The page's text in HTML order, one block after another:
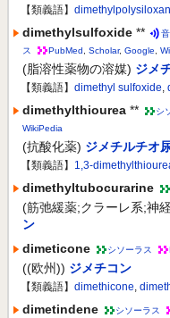
【類義語】
dimethylsulfoxide **
ス
PubMed Scholar, Google
(脂溶性薬物の溶媒) ジメ
【類義語】 dimethyl sulfoxide,
dimethylthiourea ** シ
WikiPedia
(抗酸化薬) ジメチルチオ
【類義語】 1,3-
dimethyltubocurarine
(筋弛緩薬;クラーレ系;神
ン
dimeticone
シソーラス
((欧州)) ジメチコン
【類義語】 dimethicone,
dimetindene シソーラス